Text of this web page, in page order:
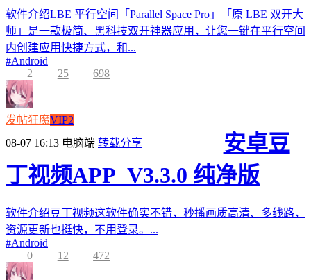
软件介绍LBE 平行空间「Parallel Space Pro」「原 LBE 双开大
师」是一款极简、黑科技双开神器应用，让您一键在平行空间
内创建应用快捷方式，和...
#Android
2
25 698
发帖狂魔VIP2
08-07 16:13 电脑端 转载分享
安卓豆
丁视频APP_V3.3.0 纯净版
软件介绍豆丁视频这软件确实不错，秒播画质高清、多线路，
资源更新也挺快，不用登录。...
#Android
0
12 472